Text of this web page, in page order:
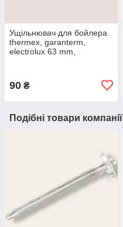
Ущільнювач для бойлера
thermex, garanterm,
electrolux 63 mm,
90 ₴
Подібні товари компанії